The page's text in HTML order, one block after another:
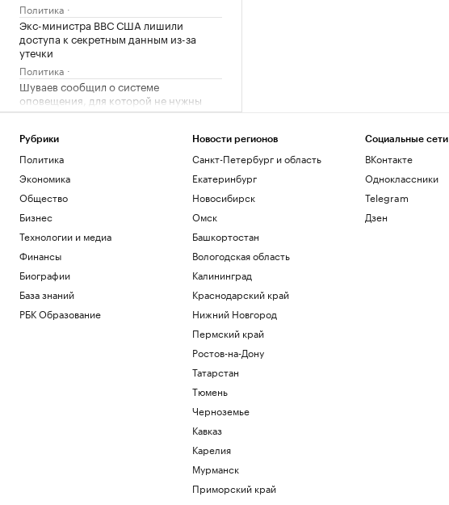
Политика
Экс-министра ВВС США лишили
доступа к секретным данным из-за
утечки
Политика
Шуваев сообщил о системе
оповещения, для которой не нужны
сеть и зарядка
Политика
В Московской области объявили
беспилотную опасность
Политика
В Московской области второй раз за
ночь объявили ракетную опасность
Политика
Пентагон отстранил генерала,
отвечавшего за помощь Украине и
фланг НАТО
Политика
В США произошло крушение
пожарного вертолета с двумя членами
Рубрики
Политика
Экономика
Общество
Бизнес
Технологии и медиа
Финансы
Биографии
База знаний
РБК Образование
Новости регионов
Санкт-Петербург и область
Екатеринбург
Новосибирск
Омск
Башкортостан
Вологодская область
Калининград
Краснодарский край
Нижний Новгород
Пермский край
Ростов-на-Дону
Татарстан
Тюмень
Черноземье
Кавказ
Карелия
Мурманск
Приморский край
Социальные сети
ВКонтакте
Одноклассники
Telegram
Дзен